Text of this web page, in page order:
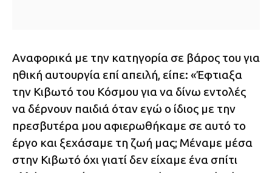
Αναφορικά με την κατηγορία σε βάρος του για
ηθική αυτουργία επί απειλή, είπε: «Έφτιαξα
την Κιβωτό του Κόσμου για να δίνω εντολές
να δέρνουν παιδιά όταν εγώ ο ίδιος με την
πρεσβυτέρα μου αφιερωθήκαμε σε αυτό το
έργο και ξεχάσαμε τη ζωή μας; Μέναμε μέσα
στην Κιβωτό όχι γιατί δεν είχαμε ένα σπίτι